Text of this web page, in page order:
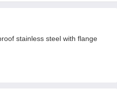
stainless steel with flange